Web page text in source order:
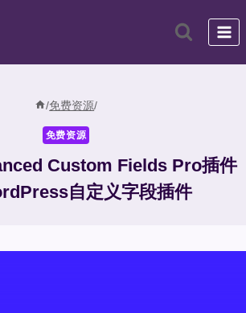
/免费资源/
免费资源
Custom Fields Pro插件
自定义字段插件